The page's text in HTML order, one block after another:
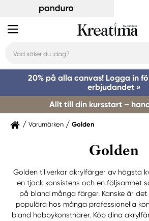
20% på alla canvas! Logga in
erbjudandet »
Allt till din kursstart –
Varumärken Golden
Golden
Golden tillverkar akrylfärger av högsta
en tjock konsistens och en följsamhet
på bland många färger. Kanske är
populära hos många professionella
bland hobbykonstnärer. Köp dina